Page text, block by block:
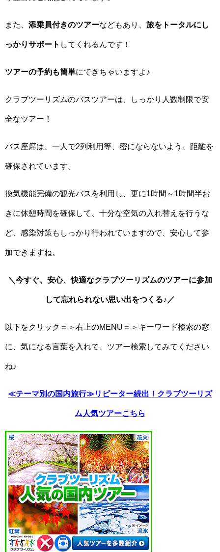
また、 添乗員付きのツアーなどもあり、 旅をトータルにし
っかりサポート してくれるんです！
ツアーの予約も簡単にできちゃいますよ♪
クラブツーリズムのバスツアーは、しっかり人数制限で安
全なツアー！
バス座席は、一人で2列利用等、密にならないよう、距離を
確保されています。
換気機能完備の観光バスを利用し、更に1時間～1時間半お
きに休憩時間を確保して、十分な空気の入れ替えを行うな
ど、感染対策もしっかり行われていますので、安心して参
加できますね。
＼今すぐ、安心、快適なクラブツーリズムのツアーに参加
して忘れられない思い出をつくる♪／
以下をクリック＝＞右上のMENU＝＞キーワード検索の窓
に、気になる言葉を入れて、ツアー検索してみてください
ね♪
≪テーマ別の国内旅行≫リピーター続出！クラブツーリズ
ム人気ツアーこちら